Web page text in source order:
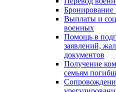
Бронирование
Выплаты и
военных
Помощь в
заявлений,
документов
Получение
семьям